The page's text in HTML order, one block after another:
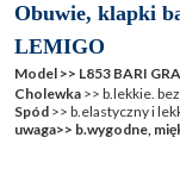
Obuwie, klapki
LEMIGO
Model >> L853 BARI
Cholewka >> b.lekkie.
Spód >> b.elastyczny i
uwaga>> b.wygodne,